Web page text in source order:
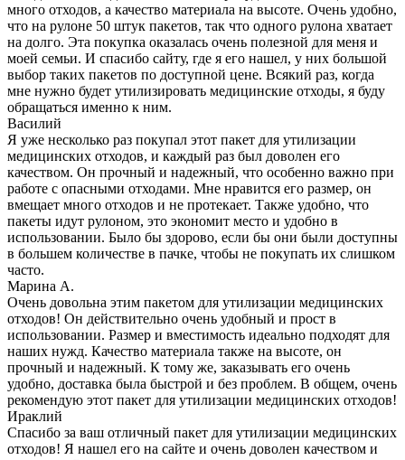
много отходов, а качество материала на высоте. Очень удобно,
что на рулоне 50 штук пакетов, так что одного рулона хватает
на долго. Эта покупка оказалась очень полезной для меня и
моей семьи. И спасибо сайту, где я его нашел, у них большой
выбор таких пакетов по доступной цене. Всякий раз, когда
мне нужно будет утилизировать медицинские отходы, я буду
обращаться именно к ним.
Василий
Я уже несколько раз покупал этот пакет для утилизации
медицинских отходов, и каждый раз был доволен его
качеством. Он прочный и надежный, что особенно важно при
работе с опасными отходами. Мне нравится его размер, он
вмещает много отходов и не протекает. Также удобно, что
пакеты идут рулоном, это экономит место и удобно в
использовании. Было бы здорово, если бы они были доступны
в большем количестве в пачке, чтобы не покупать их слишком
часто.
Марина А.
Очень довольна этим пакетом для утилизации медицинских
отходов! Он действительно очень удобный и прост в
использовании. Размер и вместимость идеально подходят для
наших нужд. Качество материала также на высоте, он
прочный и надежный. К тому же, заказывать его очень
удобно, доставка была быстрой и без проблем. В общем, очень
рекомендую этот пакет для утилизации медицинских отходов!
Ираклий
Спасибо за ваш отличный пакет для утилизации медицинских
отходов! Я нашел его на сайте и очень доволен качеством и